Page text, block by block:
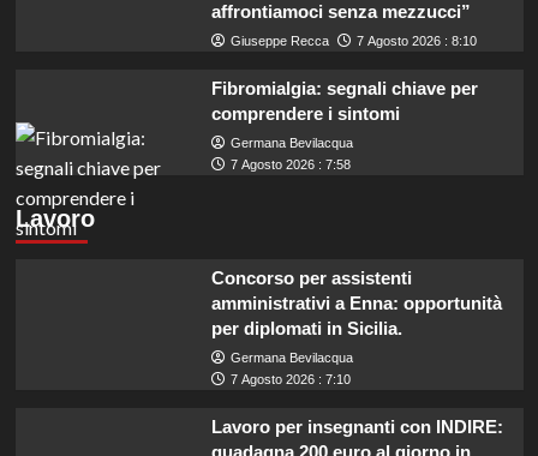
affrontiamoci senza mezzucci”
Giuseppe Recca 7 Agosto 2026 : 8:10
Fibromialgia: segnali chiave per
comprendere i sintomi
Germana Bevilacqua
7 Agosto 2026 : 7:58
Lavoro
Concorso per assistenti
amministrativi a Enna: opportunità
per diplomati in Sicilia.
Germana Bevilacqua
7 Agosto 2026 : 7:10
Lavoro per insegnanti con INDIRE:
guadagna 200 euro al giorno in